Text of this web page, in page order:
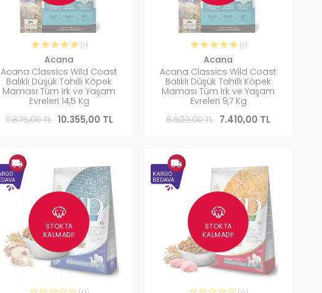
(1)
Acana
Acana Classics Wild Coast
Balıklı Düşük Tahıllı Köpek
Maması Tüm Irk ve Yaşam
Evreleri 14,5 Kg
11.875,00 TL 10.355,00 TL
(1)
Acana
Acana Classics Wild Coast
Balıklı Düşük Tahıllı Köpek
Maması Tüm Irk ve Yaşam
Evreleri 9,7 Kg
8.500,00 TL 7.410,00 TL
STOKTA
KALMADI!
STOKTA
KALMADI!